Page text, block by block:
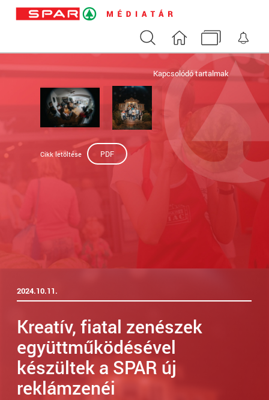
Keresés Nyitóoldal Médiatár
Kapcsolódó tartalmak
Cikk letöltése PDF
2024.10.11.
Kreatív, fiatal zenészek
együttműködésével
készültek a SPAR új
reklámzenéi